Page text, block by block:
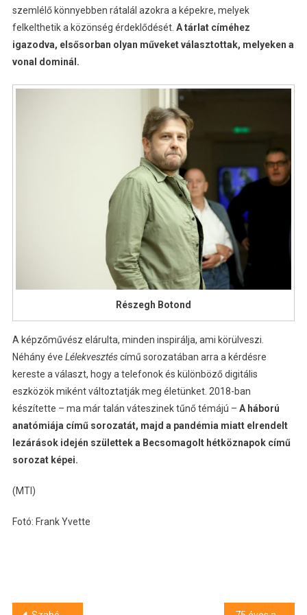
szemlélő könnyebben rátalál azokra a képekre, melyek
felkelthetik a közönség érdeklődését. A tárlat címéhez
igazodva, elsősorban olyan műveket választottak, melyeken a
vonal dominál.
Részegh Botond
A képzőművész elárulta, minden inspirálja, ami körülveszi.
Néhány éve Lélekvesztéscímű sorozatában arra a kérdésre
kereste a választ, hogy a telefonok és különböző digitális
eszközök miként változtatják meg életünket. 2018-ban
készítette – ma már talán váteszinek tűnő témájú – A háború
anatómiája című sorozatát, majd a pandémia miatt elrendelt
lezárások idején születtek a Becsomagolt hétköznapok című
sorozat képei.
(MTI)
Fotó: Frank Yvette